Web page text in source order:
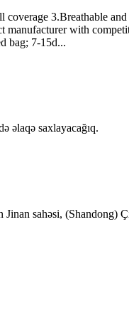
3.Breathable
manufacturer with
bag; 7-15d...
əlaqə saxlayacağıq.
sahəsi, (Shandong)